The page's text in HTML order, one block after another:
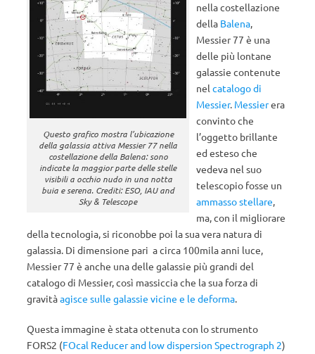
Questo grafico mostra l’ubicazione
della galassia attiva Messier 77 nella
costellazione della Balena: sono
indicate la maggior parte delle stelle
visibili a occhio nudo in una notta
buia e serena. Crediti: ESO, IAU and
Sky & Telescope
nella costellazione
della Balena,
Messier 77 è una
delle più lontane
galassie contenute
nelcatalogo di
Messier. Messierera
convinto che
l’oggetto brillante
ed esteso che
vedeva nel suo
telescopio fosse un
ammasso stellare,
ma, con il migliorare
della tecnologia, si riconobbe poi la sua vera natura di
galassia. Di dimensione pari a circa 100mila anni luce,
Messier 77 è anche una delle galassie più grandi del
catalogo di Messier, così massiccia che la sua forza di
gravitàagisce sulle galassie vicine e le deforma.
Questa immagine è stata ottenuta con lo strumento
FORS2 (FOcal Reducer and low dispersion Spectrograph 2)